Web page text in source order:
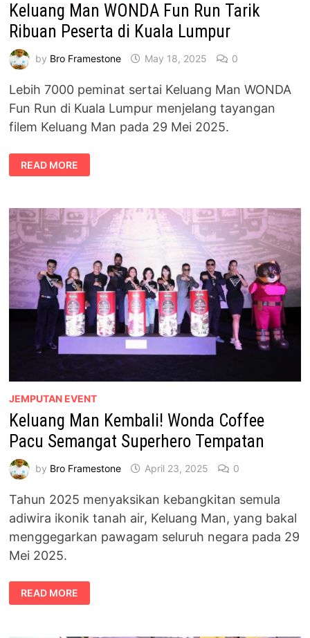
Keluang Man WONDA Fun Run Tarik
Ribuan Peserta di Kuala Lumpur
by Bro Framestone May 18, 2025 0
Lebih 7000 peminat sertai Keluang Man WONDA
Fun Run di Kuala Lumpur menjelang tayangan
filem Keluang Man pada 29 Mei 2025.
KELUANG
MAN
WONDA
TARIK
RIBUAN
PESERTA
DI
KUALA
LUMPUR
READ MORE
JEMPUTAN EVENT
Keluang Man Kembali! Wonda Coffee
Pacu Semangat Superhero Tempatan
by Bro Framestone April 23, 2025 0
Tahun 2025 menyaksikan kebangkitan semula
adiwira ikonik tanah air, Keluang Man, yang bakal
menggegarkan pawagam seluruh negara pada 29
Mei 2025.
KELUANG
MAN
KEMBALI!
READ MORE